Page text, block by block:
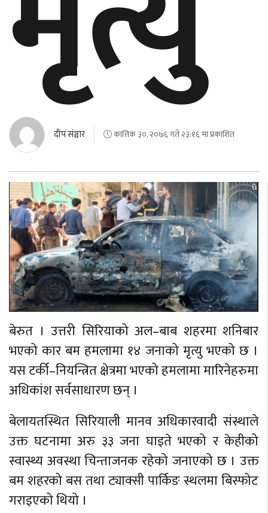
दीप संञ्चार कात्तिक ३०, २०७६ गते २३:१६ मा प्रकाशित
बेरुत । उत्तरी सिरियाको अल–बाब शहरमा शनिबार
भएको कार बम हमलामा १४ जनाको मृत्यु भएको छ ।
यस टर्की–नियन्त्रित क्षेत्रमा भएको हमलामा मारिनेहरुमा
अधिकांश सर्वसाधारण छन् ।
बेलायतस्थित सिरियाली मानव अधिकारवादी संस्थाले
उक्त घटनामा अरु ३३ जना घाइते भएको र केहीको
स्वास्थ्य अवस्था चिन्ताजनक रहेको जनाएको छ । उक्त
बम शहरको बस तथा ट्याक्सी पार्किङ स्थलमा बिस्फोट
गराइएको थियो ।